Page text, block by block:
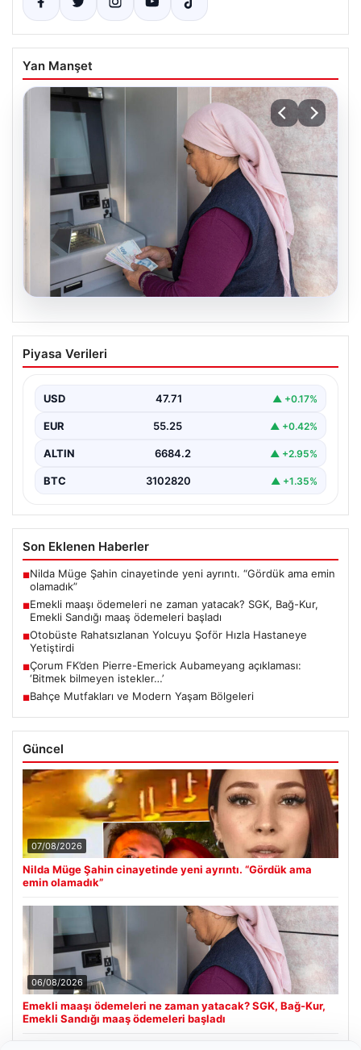
Yan Manşet
06.08.2026
Emekli maaşı ödemeleri ne zaman
yatacak? SGK, Bağ-Kur, Emekli Sandığı
Piyasa Verileri
USD 47.71 ▲ +0.17%
EUR 55.25 ▲ +0.42%
ALTIN 6684.2 ▲ +2.95%
BTC 3102820 ▲ +1.35%
Son Eklenen Haberler
■Nilda Müge Şahin cinayetinde yeni ayrıntı. “Gördük ama emin
olamadık”
■Emekli maaşı ödemeleri ne zaman yatacak? SGK, Bağ-Kur,
Emekli Sandığı maaş ödemeleri başladı
■Otobüste Rahatsızlanan Yolcuyu Şoför Hızla Hastaneye
Yetiştirdi
■Çorum FK’den Pierre-Emerick Aubameyang açıklaması:
‘Bitmek bilmeyen istekler…’
■Bahçe Mutfakları ve Modern Yaşam Bölgeleri
Güncel
07/08/2026
Nilda Müge Şahin cinayetinde yeni ayrıntı. “Gördük ama
emin olamadık”
06/08/2026
Emekli maaşı ödemeleri ne zaman yatacak? SGK, Bağ-Kur,
Emekli Sandığı maaş ödemeleri başladı